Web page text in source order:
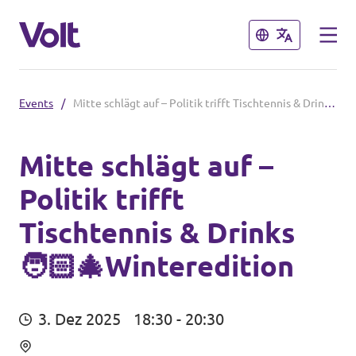
Schließen
Volt in Deutschland
Website
Volt in deinem Bundesland
Volt Deutschland Merchandise Shop
Schließen
Programm
Über Volt
Menschen
Neuigkeiten
Events / Mitte schlägt auf – Politik trifft Tischtennis & Drinks 🧑🏻🎄Winteredition
Mitte schlägt auf –
Politik trifft
Tischtennis & Drinks
🧑🏻🎄Winteredition
3. Dez 2025 18:30 - 20:30